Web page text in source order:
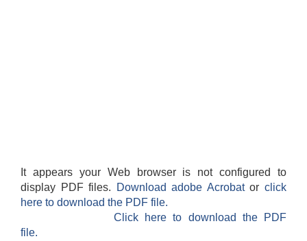
It appears your Web browser is not configured to
display PDF files.
Download adobe Acrobatorclick
here to download the PDF file.
Click here to download the PDF
file.